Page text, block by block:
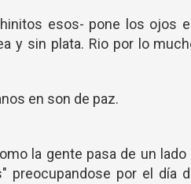
esos- pone los ojos
y sin plata. Rio por lo
en son de paz.
la gente pasa de un lado
preocupandose por el día